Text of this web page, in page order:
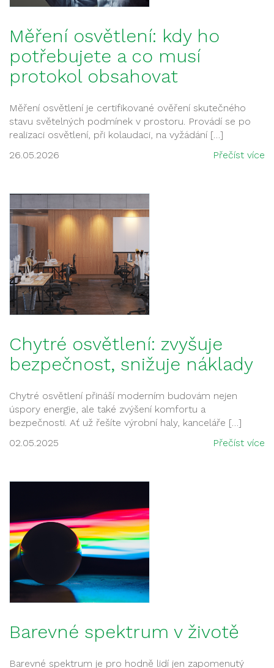
Měření osvětlení: kdy ho
potřebujete a co musí
protokol obsahovat
Měření osvětlení je certifikované ověření skutečného
stavu světelných podmínek v prostoru. Provádí se po
realizaci osvětlení, při kolaudaci, na vyžádání […]
26.05.2026
Přečíst více
Chytré osvětlení: zvyšuje
bezpečnost, snižuje náklady
Chytré osvětlení přináší moderním budovám nejen
úspory energie, ale také zvýšení komfortu a
bezpečnosti. Ať už řešíte výrobní haly, kanceláře […]
02.05.2025
Přečíst více
Barevné spektrum v životě
Barevné spektrum je pro hodně lidí jen zapomenutý